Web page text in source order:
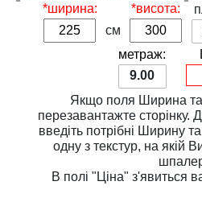
*ширина:
см
*висота:
метраж:
9.00
Якщо поля Ширина та
перезавантажте сторінку. Для розрахунку вартості
введіть потрібні Ширинута
одну з текстур, на якій Ви хочете надрукувати
В полі"Ціна" з'явиться